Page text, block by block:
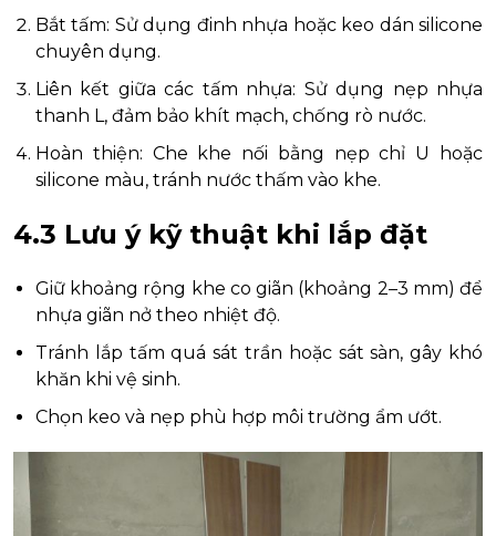
Bắt tấm: Sử dụng đinh nhựa hoặc keo dán silicone
chuyên dụng.
Liên kết giữa các tấm nhựa: Sử dụng nẹp nhựa
thanh L, đảm bảo khít mạch, chống rò nước.
Hoàn thiện: Che khe nối bằng nẹp chỉ U hoặc
silicone màu, tránh nước thấm vào khe.
4.3 Lưu ý kỹ thuật khi lắp đặt
Giữ khoảng rộng khe co giãn (khoảng 2–3 mm) để
nhựa giãn nở theo nhiệt độ.
Tránh lắp tấm quá sát trần hoặc sát sàn, gây khó
khăn khi vệ sinh.
Chọn keo và nẹp phù hợp môi trường ẩm ướt.